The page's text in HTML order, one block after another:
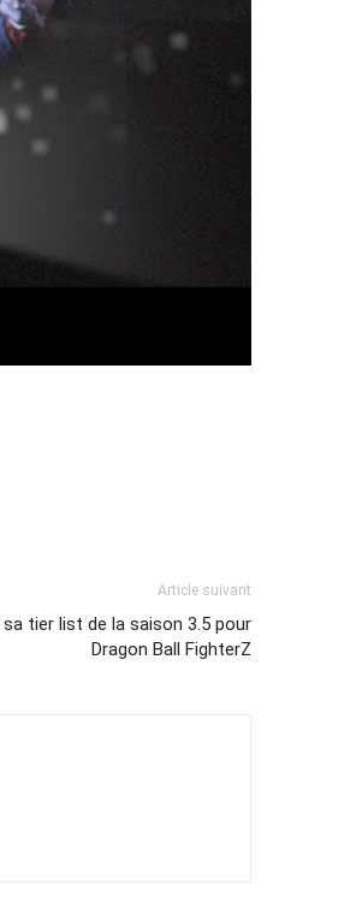
Article suivant
tier list de la saison 3.5 pour
Dragon Ball FighterZ